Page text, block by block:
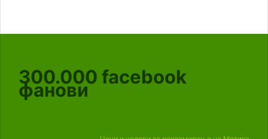
300.000 facebook
фанови